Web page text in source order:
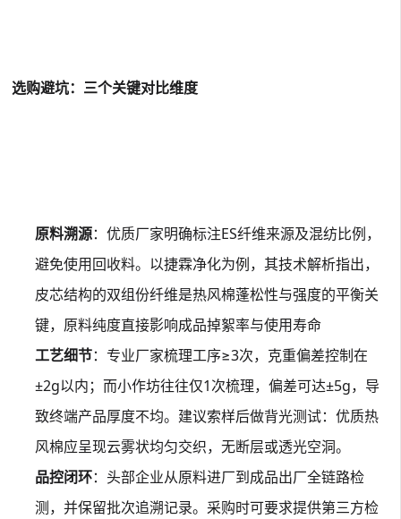
选购避坑：三个关键对比维度
原料溯源：优质厂家明确标注ES纤维来源及混纺比例，
避免使用回收料。以捷霖净化为例，其技术解析指出，
皮芯结构的双组份纤维是热风棉蓬松性与强度的平衡关
键，原料纯度直接影响成品掉絮率与使用寿命
工艺细节：专业厂家梳理工序≥3次，克重偏差控制在
±2g以内；而小作坊往往仅1次梳理，偏差可达±5g，导
致终端产品厚度不均。建议索样后做背光测试：优质热
风棉应呈现云雾状均匀交织，无断层或透光空洞。
品控闭环：头部企业从原料进厂到成品出厂全链路检
测，并保留批次追溯记录。采购时可要求提供第三方检